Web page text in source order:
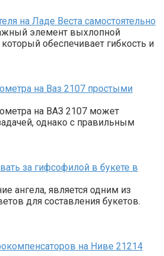
на Ладе Веста самостоятельно
элемент выхлопной
обеспечивает гибкость и
на Ваз 2107 простыми
на ВАЗ 2107 может
однако с правильным
за гифсофилой в букете в
ангела, является одним из
для составления букетов.
на Ниве 21214